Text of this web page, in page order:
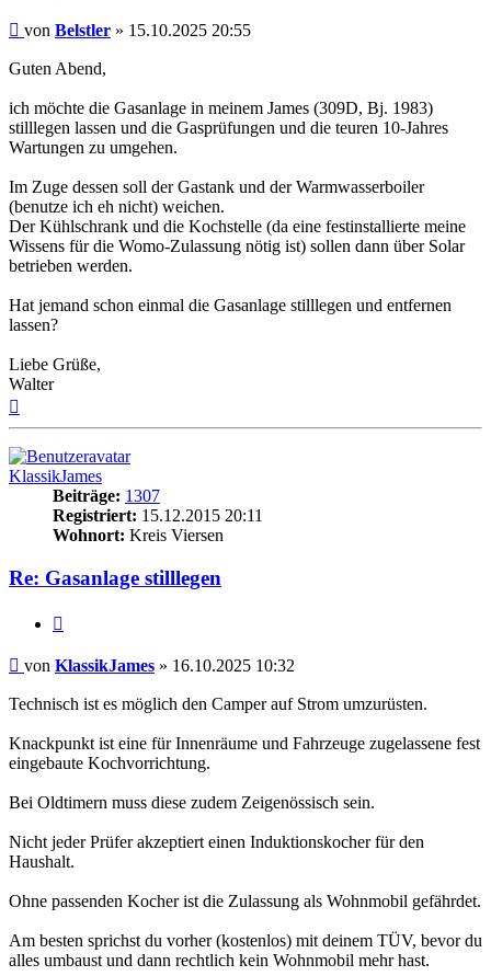
Beitrag
von Belstler » 15.10.2025 20:55
Guten Abend,
ich möchte die Gasanlage in meinem James (309D, Bj. 1983)
stilllegen lassen und die Gasprüfungen und die teuren 10-Jahres
Wartungen zu umgehen.
Im Zuge dessen soll der Gastank und der Warmwasserboiler
(benutze ich eh nicht) weichen.
Der Kühlschrank und die Kochstelle (da eine festinstallierte meine
Wissens für die Womo-Zulassung nötig ist) sollen dann über Solar
betrieben werden.
Hat jemand schon einmal die Gasanlage stilllegen und entfernen
lassen?
Liebe Grüße,
Walter
KlassikJames
Beiträge: 1307
Registriert: 15.12.2015 20:11
Wohnort: Kreis Viersen
Re: Gasanlage stilllegen
Beitrag
von KlassikJames » 16.10.2025 10:32
Technisch ist es möglich den Camper auf Strom umzurüsten.
Knackpunkt ist eine für Innenräume und Fahrzeuge zugelassene fest
eingebaute Kochvorrichtung.
Bei Oldtimern muss diese zudem Zeigenössisch sein.
Nicht jeder Prüfer akzeptiert einen Induktionskocher für den
Haushalt.
Ohne passenden Kocher ist die Zulassung als Wohnmobil gefährdet.
Am besten sprichst du vorher (kostenlos) mit deinem TÜV, bevor du
alles umbaust und dann rechtlich kein Wohnmobil mehr hast.